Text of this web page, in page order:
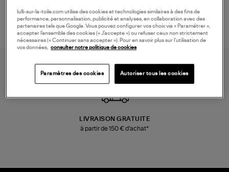
LIVRAISON GRATUITE
à partir de 150 € d'achat*
lulli-sur-la-toile.com utilise des cookies et technologies similaires à des fins de
performance, personnalisation, publicité et analyses, en collaboration avec des
partenaires tels que Google. Vous pouvez configurer vos choix via « Paramétrer »,
accepter l’ensemble des cookies (« J’accepte ») ou refuser ceux non strictement
nécessaires (« Continuer sans accepter »). Pour en savoir plus sur l’utilisation de
vos données,
consulter notre politique de cookies
Paramètres des cookies Autoriser tous les cookies